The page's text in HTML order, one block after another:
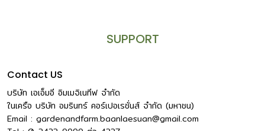
SUPPORT
Contact US
บริษัท เอเอ็มอี อิมเมจิเนทีฟ จำกัด
ในเครือ บริษัท อมรินทร์ คอร์เปอเรชั่นส์ จำกัด (มหาชน)
Email : gardenandfarm.baanlaesuan@gmail.com